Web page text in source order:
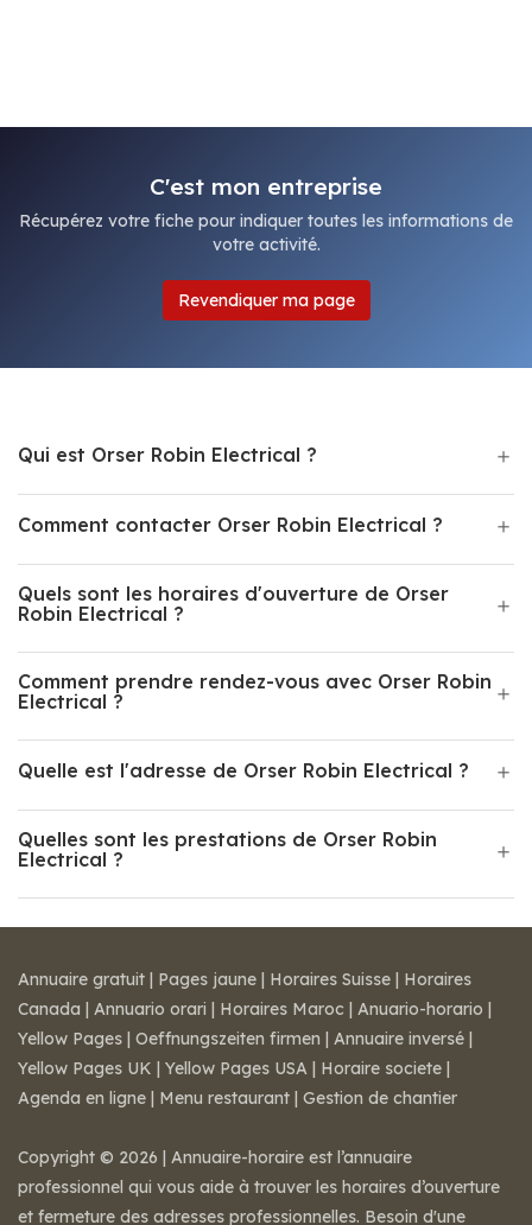
C'est mon entreprise
Récupérez votre fiche pour indiquer toutes les informations de
votre activité.
Revendiquer ma page
Qui est Orser Robin Electrical ?
Comment contacter Orser Robin Electrical ?
Quels sont les horaires d'ouverture de Orser
Robin Electrical ?
Comment prendre rendez-vous avec Orser Robin
Electrical ?
Quelle est l'adresse de Orser Robin Electrical ?
Quelles sont les prestations de Orser Robin
Electrical ?
Annuaire gratuit | Pages jaune | Horaires Suisse | Horaires
Canada | Annuario orari | Horaires Maroc | Anuario-horario |
Yellow Pages | Oeffnungszeiten firmen | Annuaire inversé |
Yellow Pages UK | Yellow Pages USA | Horaire societe |
Agenda en ligne | Menu restaurant | Gestion de chantier
Copyright © 2026 | Annuaire-horaire est l’annuaire
professionnel qui vous aide à trouver les horaires d’ouverture
et fermeture des adresses professionnelles. Besoin d'une